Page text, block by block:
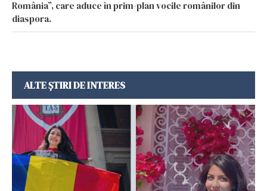
România”, care aduce în prim-plan vocile românilor din
diaspora.
ALTE ȘTIRI DE INTERES